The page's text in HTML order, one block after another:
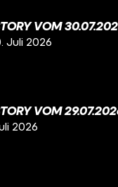
VOM
Juli 2026
VOM
2026